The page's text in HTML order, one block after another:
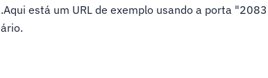
está um URL de exemplo usando a porta